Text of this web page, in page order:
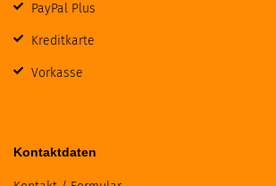
PayPal Plus
Kreditkarte
Vorkasse
Kontaktdaten